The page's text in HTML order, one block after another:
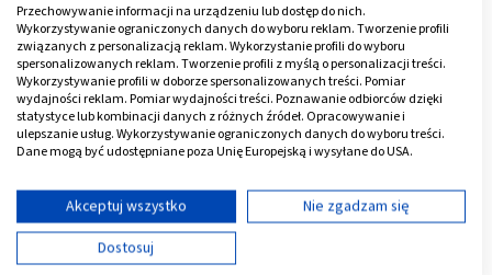
Jak wykonać badanie klisensu
kreatyniny?
Kilrens bada się, oznaczając kreatyninę wcałodobowej
próbce moczu, a także w surowicy krwi pobranej w
dniu, w którym skończyło się oddawanie moczu do
Przechowywanie informacji na urządzeniu lub dostęp do nich.
Wykorzystywanie ograniczonych danych do wyboru reklam. Tworzenie profili
związanych z personalizacją reklam. Wykorzystanie profili do wyboru
spersonalizowanych reklam. Tworzenie profili z myślą o personalizacji treści.
Wykorzystywanie profili w doborze spersonalizowanych treści. Pomiar
wydajności reklam. Pomiar wydajności treści. Poznawanie odbiorców dzięki
statystyce lub kombinacji danych z różnych źródeł. Opracowywanie i
ulepszanie usług. Wykorzystywanie ograniczonych danych do wyboru treści.
Dane mogą być udostępniane poza Unię Europejską i wysyłane do USA.
Wyświetl listę partnerów (11 dostawców IAB)
Używamy Twoich danych w następujących celach:
Cele przetwarzania IAB:
Akceptuj wszystko
Nie zgadzam się
Dostosuj